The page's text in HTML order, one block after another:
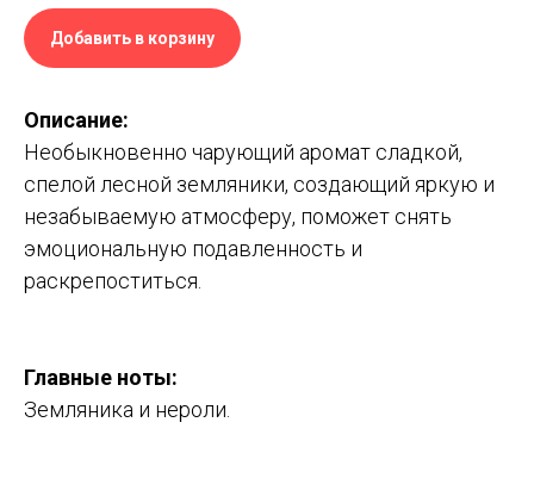
Добавить в корзину
Описание:
Необыкновенно­ чарующий аромат сладкой,
спелой лесной земляники, создающий яркую и
незабываемую атмосферу, поможет снять
эмоциональную подавленность и
раскрепоститься.
Главные ноты:
Земляника и нероли.